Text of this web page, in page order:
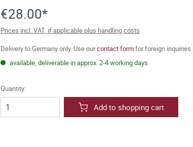
€28.00*
Prices incl. VAT, if applicable plus handling costs
Delivery to Germany only. Use ourcontact formfor foreign inquiries.
available, deliverable in approx. 2-4 working days
Quantity:
Add to shopping cart